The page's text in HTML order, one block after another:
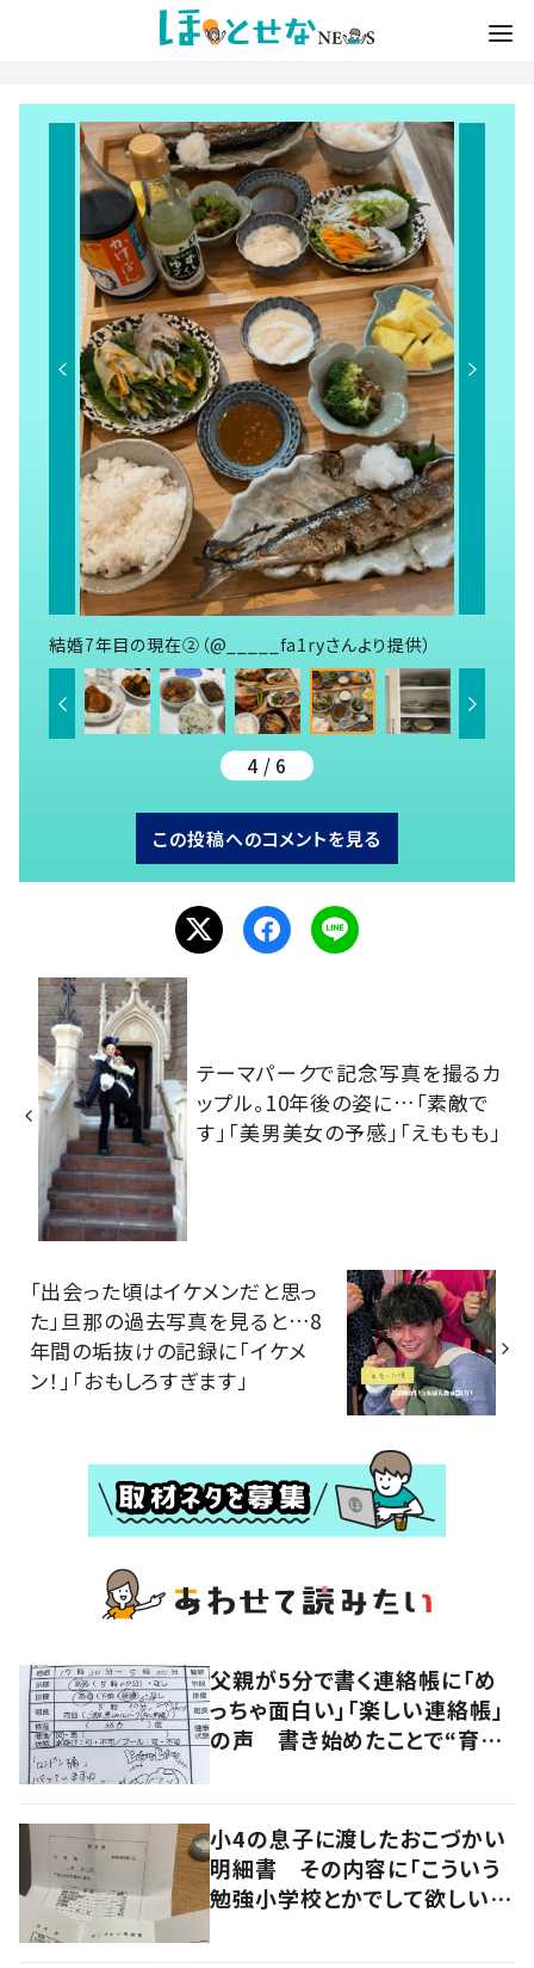
結婚7年目の現在②（@_____fa1ryさんより提供）
4 / 6
この投稿へのコメントを見る
テーマパークで記念写真を撮るカ
ップル。10年後の姿に…「素敵で
す」「美男美女の予感」「えももも」
「出会った頃はイケメンだと思っ
た」旦那の過去写真を見ると…8
年間の垢抜けの記録に「イケメ
ン！」「おもしろすぎます」
父親が5分で書く連絡帳に「め
っちゃ面白い」「楽しい連絡帳」
の声 書き始めたことで“育児
小4の息子に渡したおこづかい
明細書 その内容に「こういう
勉強小学校とかでして欲しい」